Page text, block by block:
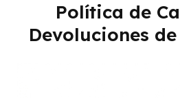
Política de
Devoluciones